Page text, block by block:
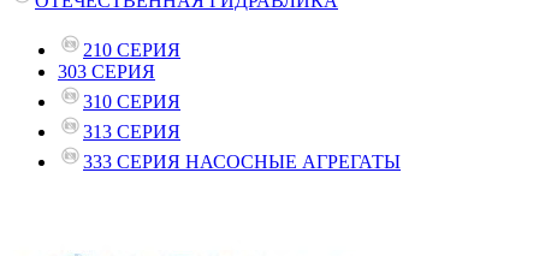
210 СЕРИЯ
303 СЕРИЯ
310 СЕРИЯ
313 СЕРИЯ
333 СЕРИЯ НАСОСНЫЕ АГРЕГАТЫ